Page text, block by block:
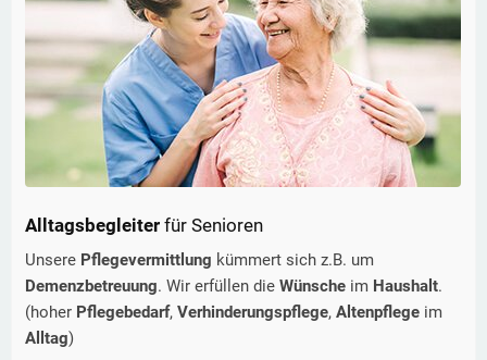
Alltagsbegleiter für Senioren
Unsere Pflegevermittlung kümmert sich z.B. um
Demenzbetreuung. Wir erfüllen die Wünsche im Haushalt.
(hoher Pflegebedarf, Verhinderungspflege, Altenpflege im
Alltag)